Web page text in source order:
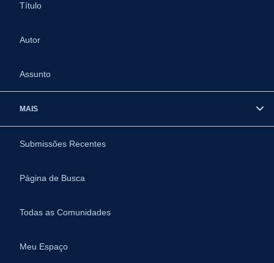
Título
Autor
Assunto
MAIS
Submissões Recentes
Página de Busca
Todas as Comunidades
Meu Espaço